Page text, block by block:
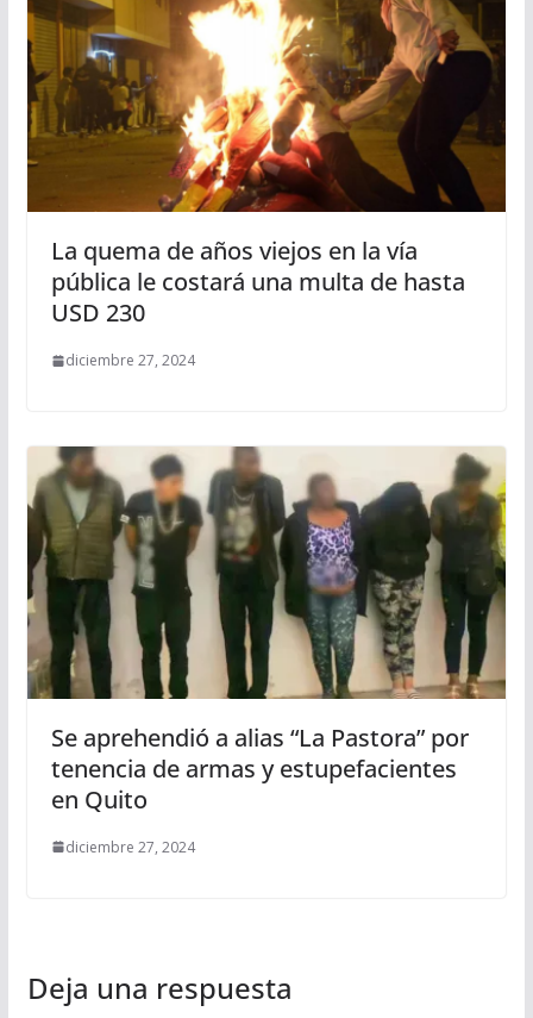
La quema de años viejos en la vía
pública le costará una multa de hasta
USD 230
diciembre 27, 2024
Se aprehendió a alias “La Pastora” por
tenencia de armas y estupefacientes
en Quito
diciembre 27, 2024
Deja una respuesta